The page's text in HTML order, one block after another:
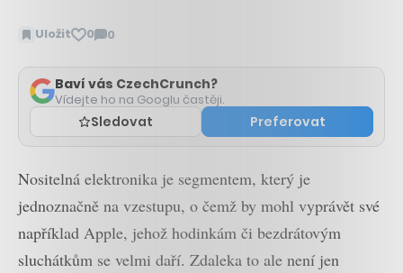
Uložit 0 0
Zobrazit
Baví vás CzechCrunch?
Vídejte ho na Googlu častěji.
Sledovat Preferovat
Nositelná elektronika je segmentem, který je
jednoznačně na vzestupu, o čemž by mohl vyprávět své
například Apple, jehož hodinkám či bezdrátovým
sluchátkům se velmi daří. Zdaleka to ale není jen